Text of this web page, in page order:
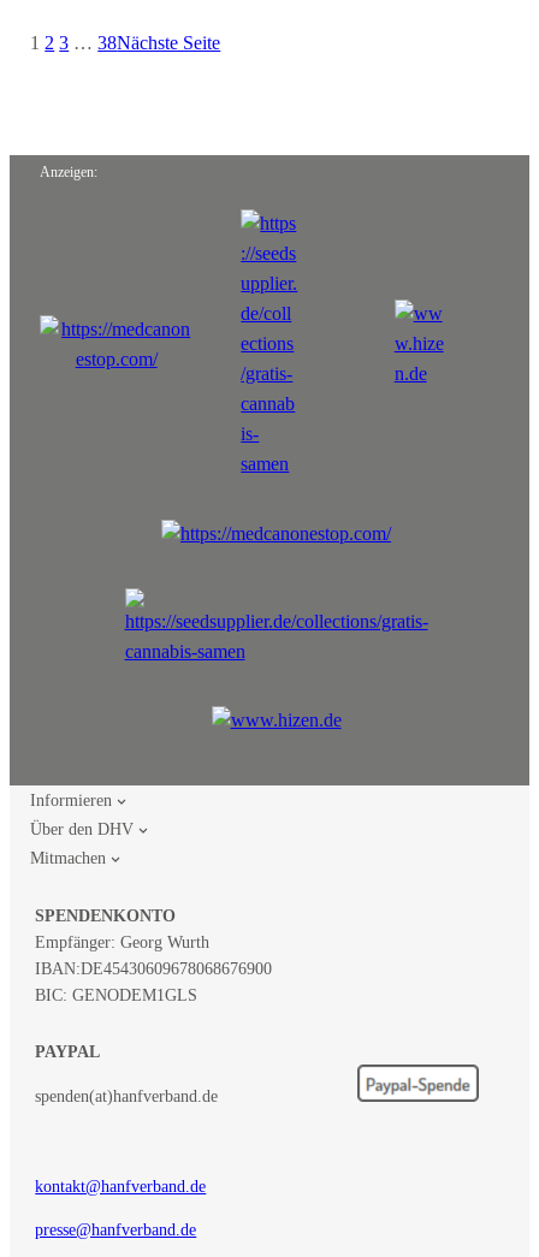
1 2 3 … 38Nächste Seite
Anzeigen:
Informieren
Über den DHV
Mitmachen
SPENDENKONTO
Empfänger: Georg Wurth
IBAN:DE45430609678068676900
BIC: GENODEM1GLS
PAYPAL
spenden(at)hanfverband.de
kontakt@hanfverband.de
presse@hanfverband.de